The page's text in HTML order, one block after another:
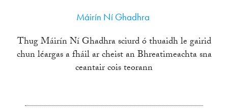
Máirín Ní Ghadhra
Thug Máirín Ní Ghadhra sciurd ó thuaidh le gairid
chun léargas a fháil ar cheist an Bhreatimeachta sna
ceantair cois teorann